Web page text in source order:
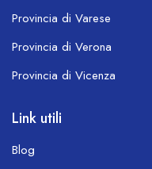
Provincia di Varese
Provincia di Verona
Provincia di Vicenza
Link utili
Blog